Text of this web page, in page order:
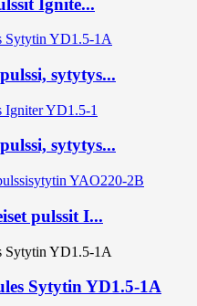
sytytys...
sytytys...
pulssit I...
Sytytin YD1.5-1A